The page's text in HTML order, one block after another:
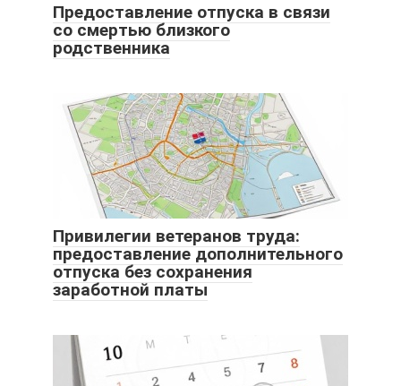
Предоставление отпуска в связи
со смертью близкого
родственника
Привилегии ветеранов труда:
предоставление дополнительного
отпуска без сохранения
заработной платы